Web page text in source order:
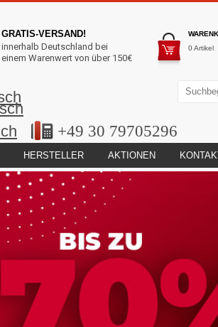
0 Artikel
GRATIS-VERSAND!
innerhalb Deutschland bei
einem Warenwert von über 150€
+49 30 79705296
HERSTELLER AKTIONEN